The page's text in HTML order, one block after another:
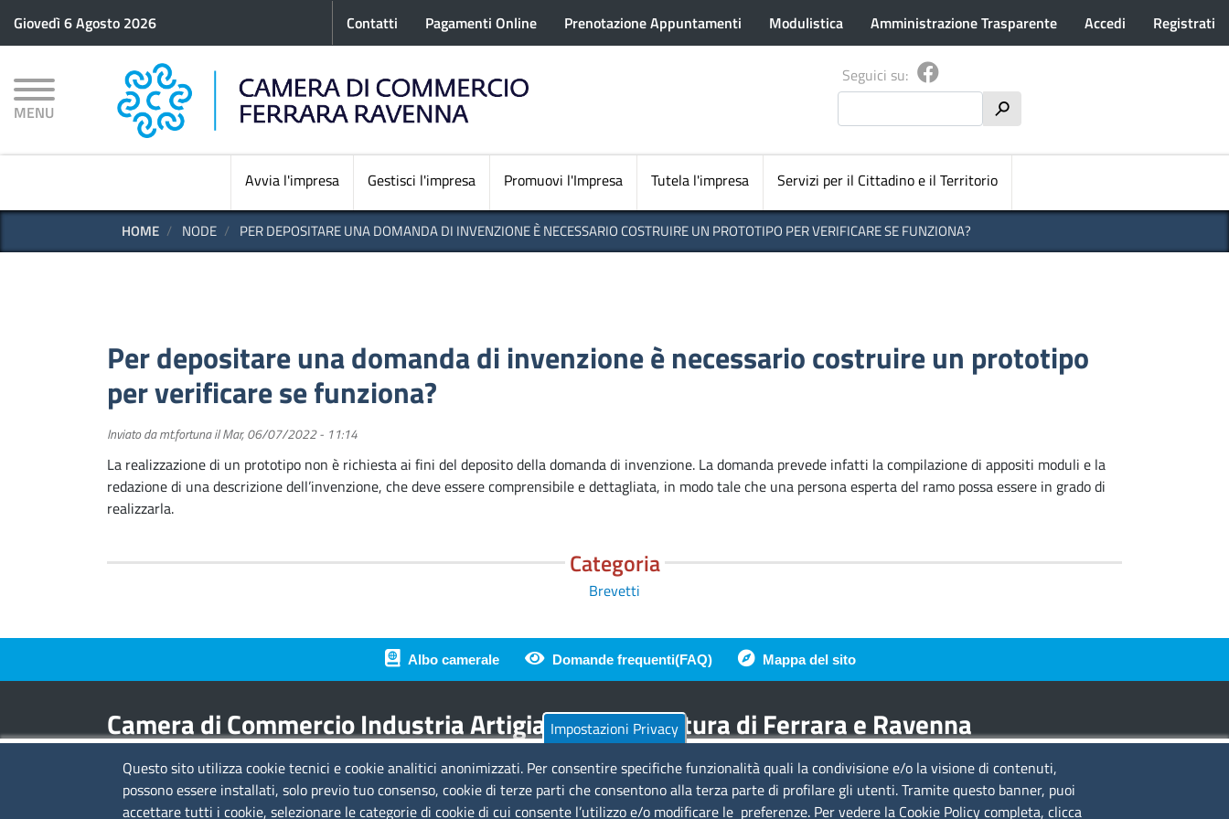
Salta
al
Giovedì 6 Agosto 2026 Menu profilo utente
Contatti Pagamenti Online Prenotazione Appuntamenti Modulistica Amministrazione Trasparente Accedi Registrati
MENU
Seguici su:
h
Navigazione principale
Avvia l'impresa Gestisci l'impresa Promuovi l'Impresa Tutela l'impresa Servizi per il Cittadino e il Territorio
HOME NODE PER DEPOSITARE UNA DOMANDA DI INVENZIONE È NECESSARIO COSTRUIRE UN PROTOTIPO PER VERIFICARE SE FUNZIONA?
Per depositare una domanda di invenzione è necessario costruire un prototipo
per verificare se funziona?
Inviato damt.fortunailMar, 06/07/2022 - 11:14
La realizzazione di un prototipo non è richiesta ai fini del deposito della domanda di invenzione. La domanda prevede infatti la compilazione di appositi moduli e la
redazione di una descrizione dell’invenzione, che deve essere comprensibile e dettagliata, in modo tale che una persona esperta del ramo possa essere in grado di
realizzarla.
Categoria
Brevetti
Piè di pagina
Albo camerale Domande frequenti(FAQ) Mappa del sito
Camera di Commercio Industria Artigianato Agricoltura di Ferrara e Ravenna
Contatti Amministrazione Trasparente Seguici su
Impostazioni Privacy
Questo sito utilizza cookie tecnici e cookie analitici anonimizzati. Per consentire specifiche funzionalità quali la condivisione e/o la visione di contenuti,
possono essere installati, solo previo tuo consenso, cookie di terze parti che consentono alla terza parte di profilare gli utenti. Tramite questo banner, puoi
accettare tutti i cookie, selezionare le categorie di cookie di cui consente l’utilizzo e/o modificare le preferenze. Per vedere la Cookie Policy completa, clicca